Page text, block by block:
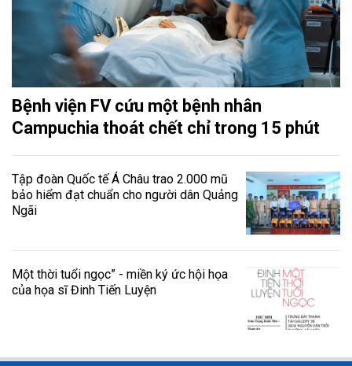
Bệnh viện FV cứu một bệnh nhân
Campuchia thoát chết chỉ trong 15 phút
Tập đoàn Quốc tế Á Châu trao 2.000 mũ
bảo hiểm đạt chuẩn cho người dân Quảng
Ngãi
Một thời tuổi ngọc” - miền ký ức hội họa
của họa sĩ Đinh Tiến Luyện